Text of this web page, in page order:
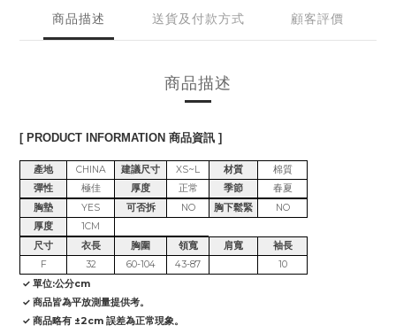
商品描述 送貨及付款方式 顧客評價
商品描述
[ PRODUCT INFORMATION 商品資訊 ]
產地 CHINA 建議尺寸 XS~L 材質
棉質
彈性
極佳 厚度 正常 季節
春夏
胸墊
YES 可否拆 NO 胸下鬆緊
NO
厚度
1CM
尺寸
衣長 胸圍 領寬 肩寬
袖長
F
32 60-104 43-87
10
✓ 單位:公分cm
✓ 商品皆為平放測量提供考。
✓ 商品略有 ±2cm 誤差為正常現象。